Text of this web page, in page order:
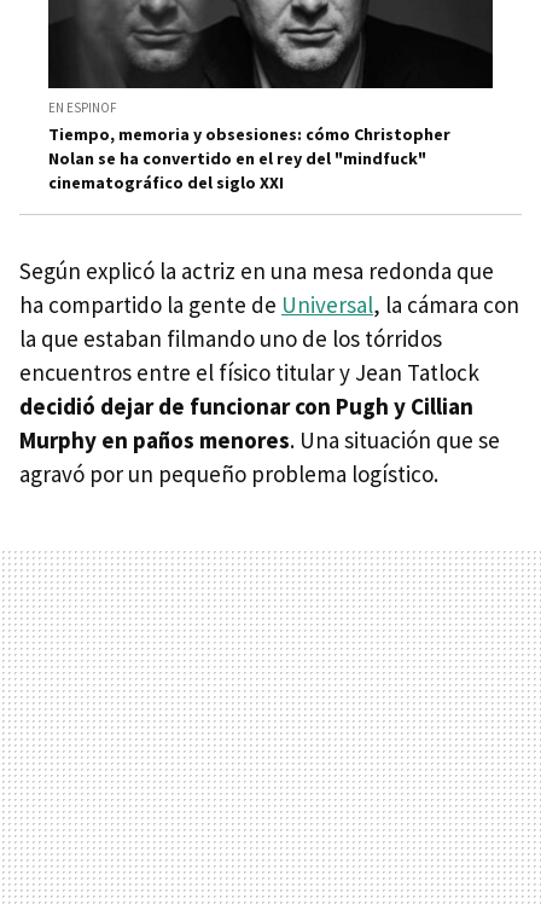
EN ESPINOF
Tiempo, memoria y obsesiones: cómo Christopher
Nolan se ha convertido en el rey del "mindfuck"
cinematográfico del siglo XXI
Según explicó la actriz en una mesa redonda que
ha compartido la gente de Universal, la cámara con
la que estaban filmando uno de los tórridos
encuentros entre el físico titular y Jean Tatlock
decidió dejar de funcionar con Pugh y Cillian
Murphy en paños menores. Una situación que se
agravó por un pequeño problema logístico.